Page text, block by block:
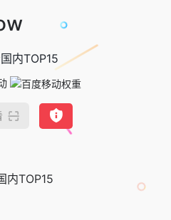
内TOP15
内TOP15